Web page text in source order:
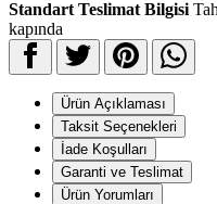
Standart Teslimat Bilgisi
kapında
Ürün Açıklaması
Taksit Seçenekleri
İade Koşulları
Garanti ve Teslimat
Ürün Yorumları